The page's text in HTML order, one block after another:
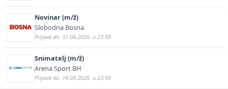
Novinar (m/ž)
Slobodna Bosna
Prijava do: 31.08.2026. u 23:59
Snimatelj (m/ž)
Arena Sport BH
Prijava do: 14.08.2026. u 23:59